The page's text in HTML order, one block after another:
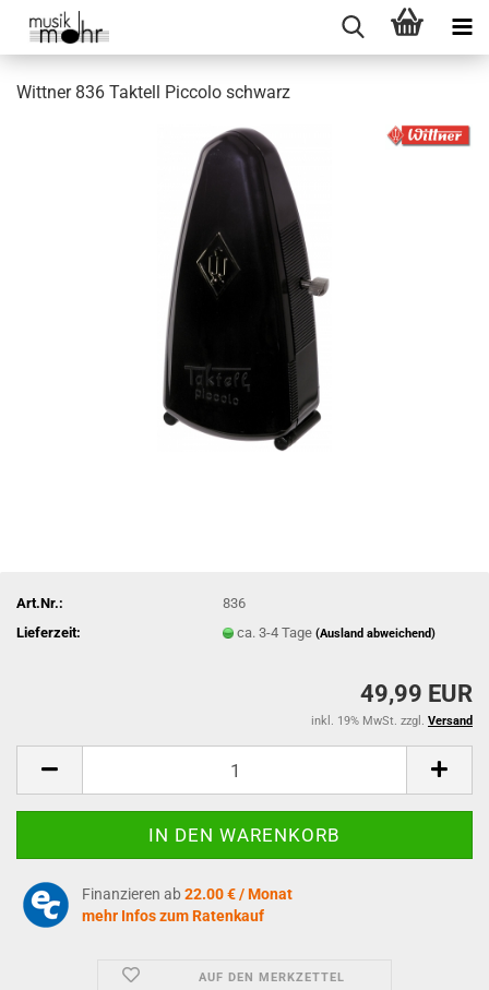
Wittner 836 Taktell Piccolo schwarz
Art.Nr.:
836
Lieferzeit:
ca. 3-4 Tage(Ausland abweichend)
49,99 EUR
inkl. 19% MwSt. zzgl. Versand
Finanzieren ab 22.00 € / Monat
mehr Infos zum Ratenkauf
AUF DEN MERKZETTEL